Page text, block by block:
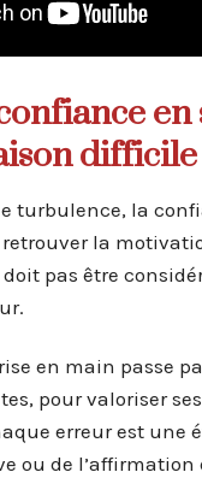
difficile
turbulence, la
la
pas être
en main passe
pour valoriser
erreur est une
ou de